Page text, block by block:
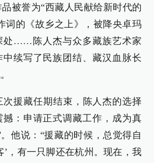
被誉为“西藏人民献给新时代的
词的《故乡之上》，被降央卓玛
处……陈人杰与众多藏族艺术家
续写了民族团结、藏汉血脉长
次援藏任期结束，陈人杰的选择
撼：申请正式调藏工作，成为真
他说：“援藏的时候，总觉得自
’，有一只脚还在杭州。现在，我